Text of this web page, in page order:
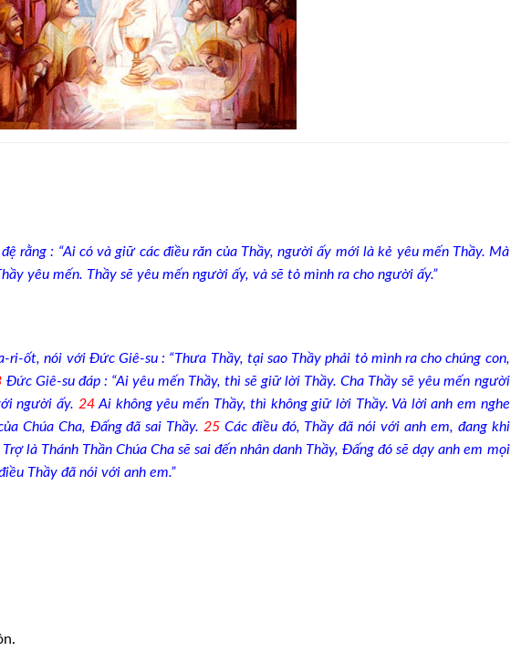
rằng : “Ai có và giữ các điều răn của Thầy, người ấy mới là kẻ yêu mến Thầy. Mà
yêu mến. Thầy sẽ yêu mến người ấy, và sẽ tỏ mình ra cho người ấy.”
ri-ốt, nói với Đức Giê-su : “Thưa Thầy, tại sao Thầy phải tỏ mình ra cho chúng con,
Đức Giê-su đáp : “Ai yêu mến Thầy, thì sẽ giữ lời Thầy. Cha Thầy sẽ yêu mến người
người ấy. 24Ai không yêu mến Thầy, thì không giữ lời Thầy. Và lời anh em nghe
Chúa Cha, Đấng đã sai Thầy. 25Các điều đó, Thầy đã nói với anh em, đang khi
là Thánh Thần Chúa Cha sẽ sai đến nhân danh Thầy, Đấng đó sẽ dạy anh em mọi
Thầy đã nói với anh em.”